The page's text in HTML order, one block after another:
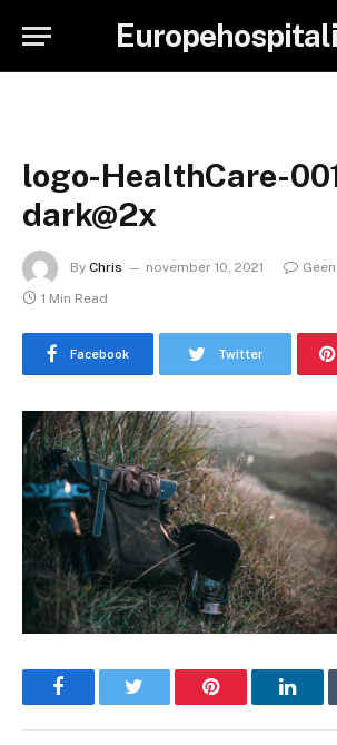
logo-HealthCare-
dark@2x
By Chris november 10, 2021
1 Min Read
Facebook Twitter
Facebook Pinterest